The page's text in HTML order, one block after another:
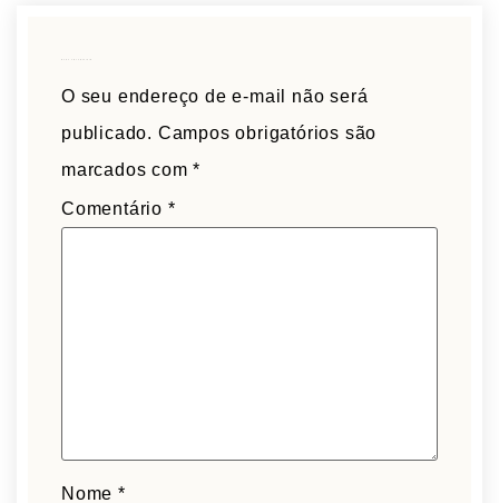
O seu endereço de e-mail não será
publicado. Campos obrigatórios são
marcados com*
Comentário *
Nome *